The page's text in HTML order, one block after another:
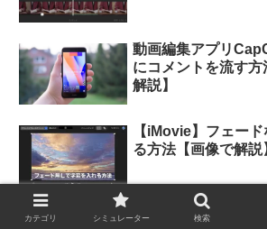
動画編集アプリ
にコメントを流す
解説】
【iMovie】フェー
る方法【画像で解説
Filmoraの透かしは
カテゴリ シミュレーター 検索